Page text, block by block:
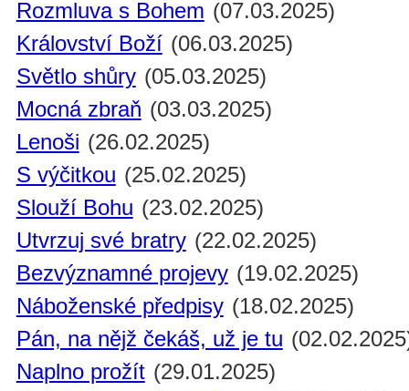
Rozmluva s Bohem (07.03.2025)
Království Boží (06.03.2025)
Světlo shůry (05.03.2025)
Mocná zbraň (03.03.2025)
Lenoši (26.02.2025)
S výčitkou (25.02.2025)
Slouží Bohu (23.02.2025)
Utvrzuj své bratry (22.02.2025)
Bezvýznamné projevy (19.02.2025)
Náboženské předpisy (18.02.2025)
Pán, na nějž čekáš, už je tu
Naplno prožít (29.01.2025)